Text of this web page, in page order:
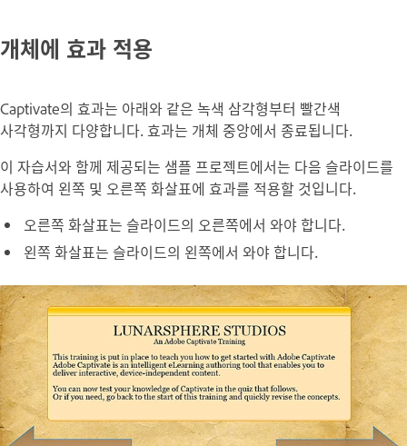
개체에 효과 적용
Captivate의 효과는 아래와 같은 녹색 삼각형부터 빨간색
사각형까지 다양합니다. 효과는 개체 중앙에서 종료됩니다.
이 자습서와 함께 제공되는 샘플 프로젝트에서는 다음 슬라이드를
사용하여 왼쪽 및 오른쪽 화살표에 효과를 적용할 것입니다.
오른쪽 화살표는 슬라이드의 오른쪽에서 와야 합니다.
왼쪽 화살표는 슬라이드의 왼쪽에서 와야 합니다.